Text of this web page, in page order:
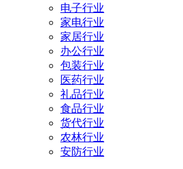
电子行业
家电行业
家居行业
办公行业
包装行业
医药行业
礼品行业
食品行业
货代行业
农林行业
安防行业